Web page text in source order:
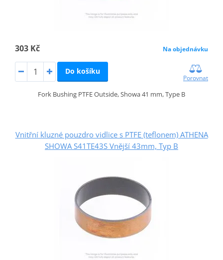
303 Kč Na objednávku
Do košíku
Porovnat
Fork Bushing PTFE Outside, Showa 41 mm, Type B
Vnitřní kluzné pouzdro vidlice s PTFE (teflonem) ATHENA
SHOWA S41TE43S Vnější 43mm, Typ B